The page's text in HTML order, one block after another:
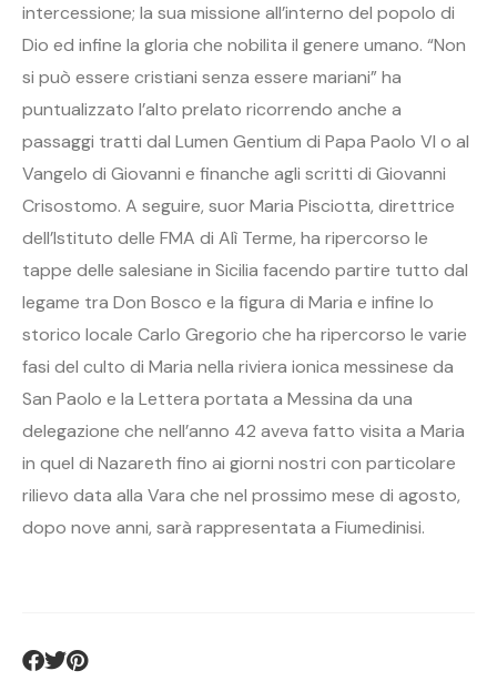
intercessione; la sua missione all’interno del popolo di
Dio ed infine la gloria che nobilita il genere umano. “Non
si può essere cristiani senza essere mariani” ha
puntualizzato l’alto prelato ricorrendo anche a
passaggi tratti dal Lumen Gentium di Papa Paolo VI o al
Vangelo di Giovanni e finanche agli scritti di Giovanni
Crisostomo. A seguire, suor Maria Pisciotta, direttrice
dell’Istituto delle FMA di Alì Terme, ha ripercorso le
tappe delle salesiane in Sicilia facendo partire tutto dal
legame tra Don Bosco e la figura di Maria e infine lo
storico locale Carlo Gregorio che ha ripercorso le varie
fasi del culto di Maria nella riviera ionica messinese da
San Paolo e la Lettera portata a Messina da una
delegazione che nell’anno 42 aveva fatto visita a Maria
in quel di Nazareth fino ai giorni nostri con particolare
rilievo data alla Vara che nel prossimo mese di agosto,
dopo nove anni, sarà rappresentata a Fiumedinisi.